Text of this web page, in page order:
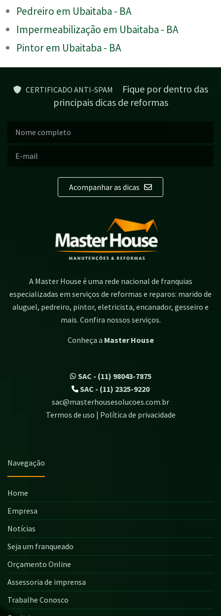
Pedreiro em Ubaitaba - BA
Impermeabilização em Ubaitaba - BA
Pintor em Ubaitaba - BA
CERTIFICADO ANTI-SPAM
Fique por dentro das
principais dicas de reformas
Acompanhar as dicas
A Master House é uma rede nacional de franquias
especializadas em serviços de reformas e reparos: marido de
aluguel, pedreiro, pintor, eletricista, encanador, gesseiro e
mais. Confira nossos serviços.
Conheça a Master House
SAC - (11) 98043-7875
SAC - (11) 2325-9220
sac@masterhousesolucoes.com.br
Termos de uso | Política de privacidade
Navegação
Home
Empresa
Notícias
Seja um franqueado
Orçamento Online
Assessoria de imprensa
Trabalhe Conosco